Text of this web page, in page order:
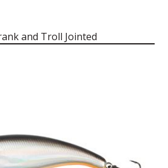
and Troll Jointed